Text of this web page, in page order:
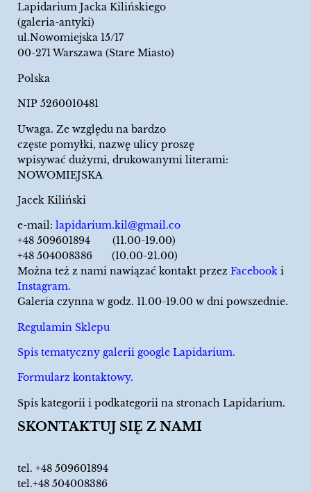
Lapidarium Jacka Kilińskiego
(galeria-antyki)
ul.Nowomiejska 15/17
00-271 Warszawa (Stare Miasto)
Polska
NIP 5260010481
Uwaga. Ze względu na bardzo
częste pomyłki, nazwę ulicy proszę
wpisywać dużymi, drukowanymi literami:
NOWOMIEJSKA
Jacek Kiliński
e-mail: lapidarium.kil@gmail.co
+48 509601894 (11.00-19.00)
+48 504008386 (10.00-21.00)
Można też z nami nawiązać kontakt przez Facebook i
Instagram.
Galeria czynna w godz. 11.00-19.00 w dni powszednie.
Regulamin Sklepu
Spis tematyczny galerii google Lapidarium.
Formularz kontaktowy.
Spis kategorii i podkategorii na stronach Lapidarium.
SKONTAKTUJ SIĘ Z NAMI
tel. +48 509601894
tel.+48 504008386